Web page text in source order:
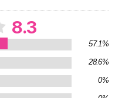
에서 고상하면서도 한편으
‘기적의 약물’을 발명한
기다가 몰락에 이르는 전
또 다른 나’를 들춰낸다. 이
있는 모습이 아니라 어느
8.3
57.1%
28.6%
0%